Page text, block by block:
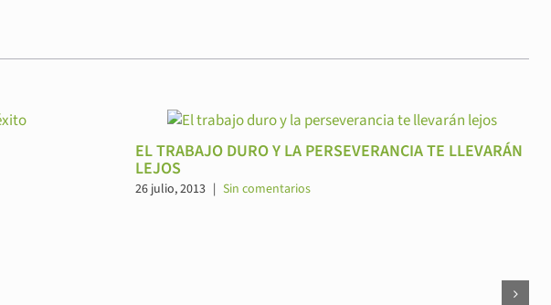
EL TRABAJO DURO Y LA PERSEVERANCIA TE LLEVARÁN
LEJOS
26 julio, 2013 | Sin comentarios